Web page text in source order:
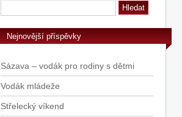
Nejnovější příspěvky
Sázava – vodák pro rodiny s dětmi
Vodák mládeže
Střelecký víkend